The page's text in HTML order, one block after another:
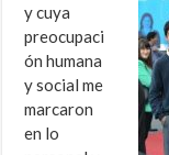
y cuya
preocupaci
ón humana
y social me
marcaron
en lo